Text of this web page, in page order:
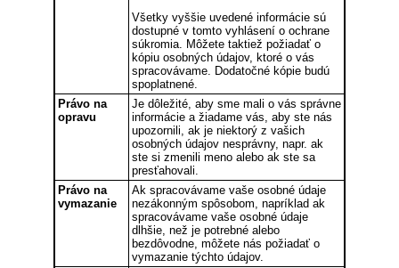
Všetky vyššie uvedené informácie sú
dostupné v tomto vyhlásení o ochrane
súkromia. Môžete taktiež požiadať o
kópiu osobných údajov, ktoré o vás
spracovávame. Dodatočné kópie budú
spoplatnené.
Právo na
opravu
Je dôležité, aby sme mali o vás správne
informácie a žiadame vás, aby ste nás
upozornili, ak je niektorý z vašich
osobných údajov nesprávny, napr. ak
ste si zmenili meno alebo ak ste sa
presťahovali.
Právo na
vymazanie
Ak spracovávame vaše osobné údaje
nezákonným spôsobom, napríklad ak
spracovávame vaše osobné údaje
dlhšie, než je potrebné alebo
bezdôvodne, môžete nás požiadať o
vymazanie týchto údajov.